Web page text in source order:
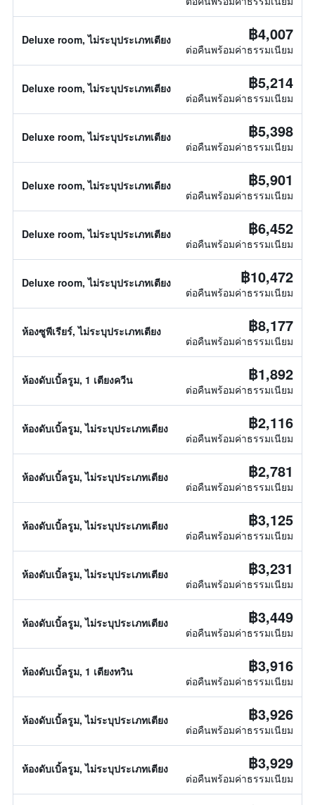
Deluxe room, ไม่ระบุประเภทเตียง ฿4,007
ต่อคืนพร้อมค่าธรรมเนียม
Deluxe room, ไม่ระบุประเภทเตียง ฿5,214
ต่อคืนพร้อมค่าธรรมเนียม
Deluxe room, ไม่ระบุประเภทเตียง ฿5,398
ต่อคืนพร้อมค่าธรรมเนียม
Deluxe room, ไม่ระบุประเภทเตียง ฿5,901
ต่อคืนพร้อมค่าธรรมเนียม
Deluxe room, ไม่ระบุประเภทเตียง ฿6,452
ต่อคืนพร้อมค่าธรรมเนียม
Deluxe room, ไม่ระบุประเภทเตียง ฿10,472
ต่อคืนพร้อมค่าธรรมเนียม
ห้องซูพีเรียร์, ไม่ระบุประเภทเตียง ฿8,177
ต่อคืนพร้อมค่าธรรมเนียม
ห้องดับเบิ้ลรูม, 1 เตียงควีน ฿1,892
ต่อคืนพร้อมค่าธรรมเนียม
ห้องดับเบิ้ลรูม, ไม่ระบุประเภทเตียง ฿2,116
ต่อคืนพร้อมค่าธรรมเนียม
ห้องดับเบิ้ลรูม, ไม่ระบุประเภทเตียง ฿2,781
ต่อคืนพร้อมค่าธรรมเนียม
ห้องดับเบิ้ลรูม, ไม่ระบุประเภทเตียง ฿3,125
ต่อคืนพร้อมค่าธรรมเนียม
ห้องดับเบิ้ลรูม, ไม่ระบุประเภทเตียง ฿3,231
ต่อคืนพร้อมค่าธรรมเนียม
ห้องดับเบิ้ลรูม, ไม่ระบุประเภทเตียง ฿3,449
ต่อคืนพร้อมค่าธรรมเนียม
ห้องดับเบิ้ลรูม, 1 เตียงทวิน ฿3,916
ต่อคืนพร้อมค่าธรรมเนียม
ห้องดับเบิ้ลรูม, ไม่ระบุประเภทเตียง ฿3,926
ต่อคืนพร้อมค่าธรรมเนียม
ห้องดับเบิ้ลรูม, ไม่ระบุประเภทเตียง ฿3,929
ต่อคืนพร้อมค่าธรรมเนียม